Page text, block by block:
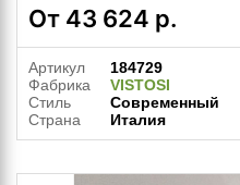
От 43 624 р.
Артикул
184729
Фабрика
VISTOSI
Стиль
Современный
Страна
Италия